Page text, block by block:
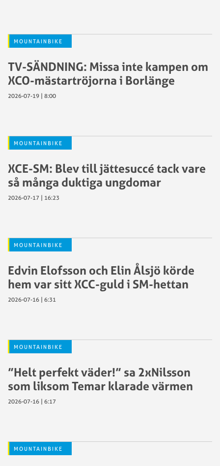
MOUNTAINBIKE
TV-SÄNDNING: Missa inte kampen om
XCO-mästartröjorna i Borlänge
2026-07-19 | 8:00
MOUNTAINBIKE
XCE-SM: Blev till jättesuccé tack vare
så många duktiga ungdomar
2026-07-17 | 16:23
MOUNTAINBIKE
Edvin Elofsson och Elin Ålsjö körde
hem var sitt XCC-guld i SM-hettan
2026-07-16 | 6:31
MOUNTAINBIKE
”Helt perfekt väder!” sa 2xNilsson
som liksom Temar klarade värmen
2026-07-16 | 6:17
MOUNTAINBIKE